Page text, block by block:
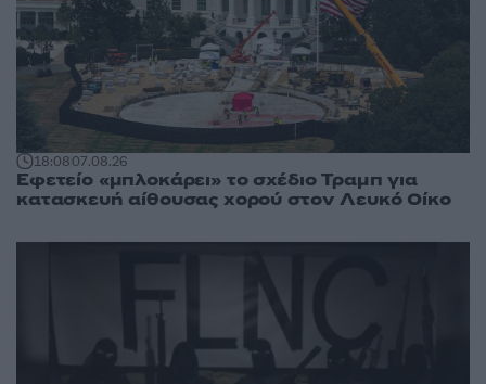
18:0807.08.26
Εφετείο «μπλοκάρει» το σχέδιο Τραμπ για
κατασκευή αίθουσας χορού στον Λευκό Οίκο